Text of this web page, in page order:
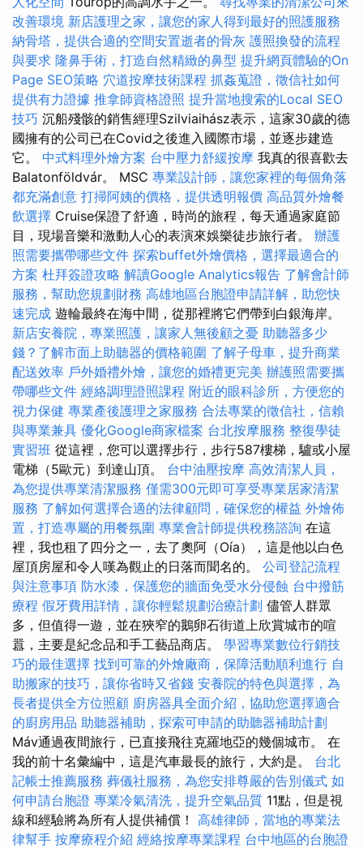
改善環境 新店護理之家，讓您的家人得到最好的照護服務
納骨塔，提供合適的空間安置逝者的骨灰 護照換發的流程
與要求 隆鼻手術，打造自然精緻的鼻型 提升網頁體驗的On
Page SEO策略 穴道按摩技術課程 抓姦蒐證，徵信社如何
提供有力證據 推拿師資格證照 提升當地搜索的Local SEO
技巧 沉船殘骸的銷售經理Szilviaihász表示，這家30歲的德
國擁有的公司已在Covid之後進入國際市場，並逐步建造
它。 中式料理外燴方案 台中壓力舒緩按摩 我真的很喜歡去
Balatonföldvár。 MSC 專業設計師，讓您家裡的每個角落
都充滿創意 打掃阿姨的價格，提供透明報價 高品質外燴餐
飲選擇 Cruise保證了舒適，時尚的旅程，每天通過家庭節
目，現場音樂和激動人心的表演來娛樂徒步旅行者。 辦護
照需要攜帶哪些文件 探索buffet外燴價格，選擇最適合的
方案 杜拜簽證攻略 解讀Google Analytics報告 了解會計師
服務，幫助您規劃財務 高雄地區台胞證申請詳解，助您快
速完成 遊輪最終在海中間，從那裡將它們帶到白銀海岸。
新店安養院，專業照護，讓家人無後顧之憂 助聽器多少
錢？了解市面上助聽器的價格範圍 了解子母車，提升商業
配送效率 戶外婚禮外燴，讓您的婚禮更完美 辦護照需要攜
帶哪些文件 經絡調理證照課程 附近的眼科診所，方便您的
視力保健 專業產後護理之家服務 合法專業的徵信社，信賴
與專業兼具 優化Google商家檔案 台北按摩服務 整復學徒
實習班 從這裡，您可以選擇步行，步行587樓梯，驢或小屋
電梯（5歐元）到達山頂。 台中油壓按摩 高效清潔人員，
為您提供專業清潔服務 僅需300元即可享受專業居家清潔
服務 了解如何選擇合適的法律顧問，確保您的權益 外燴佈
置，打造專屬的用餐氛圍 專業會計師提供稅務諮詢 在這
裡，我也租了四分之一，去了奧阿（Oía），這是他以白色
屋頂房屋和令人嘆為觀止的日落而聞名的。 公司登記流程
與注意事項 防水漆，保護您的牆面免受水分侵蝕 台中撥筋
療程 假牙費用詳情，讓你輕鬆規劃治療計劃 儘管人群眾
多，但值得一遊，並在狹窄的鵝卵石街道上欣賞城市的喧
囂，主要是紀念品和手工藝品商店。 學習專業數位行銷技
巧的最佳選擇 找到可靠的外燴廠商，保障活動順利進行 自
助搬家的技巧，讓你省時又省錢 安養院的特色與選擇，為
長者提供全方位照顧 廚房器具全面介紹，協助您選擇適合
的廚房用品 助聽器補助，探索可申請的助聽器補助計劃
Máv通過夜間旅行，已直接飛往克羅地亞的幾個城市。 在
我的前十名彙編中，這是汽車最長的旅行，大約是。 台北
記帳士推薦服務 葬儀社服務，為您安排尊嚴的告別儀式 如
何申請台胞證 專業冷氣清洗，提升空氣品質 11點，但是視
線和經驗將為所有人提供補償！ 高雄律師，當地的專業法
律幫手 按摩療程介紹 經絡按摩專業課程 台中地區的台胞證